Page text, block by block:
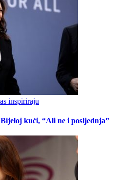
inspiriraju
kući, “Ali ne i posljednja”